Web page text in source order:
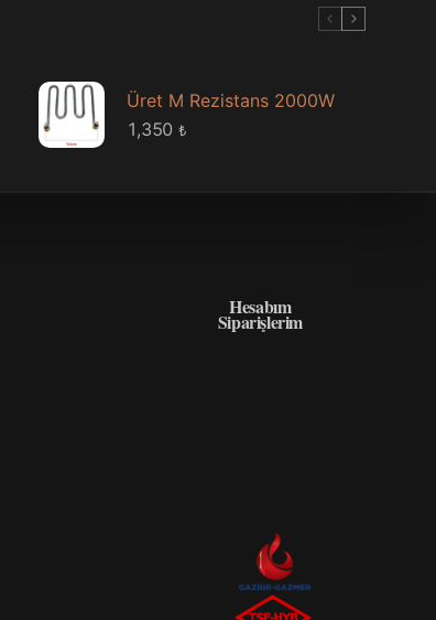
Üret M Rezistans 2000W
1,350 ₺
Hesabım
Siparişlerim